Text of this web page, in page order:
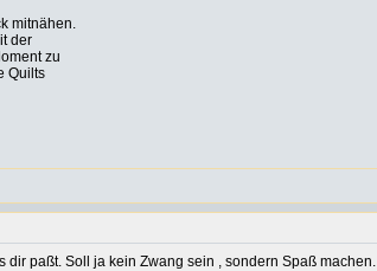
mitnähen.
der
zu
Quilts
paßt. Soll ja kein Zwang sein , sondern Spaß machen.